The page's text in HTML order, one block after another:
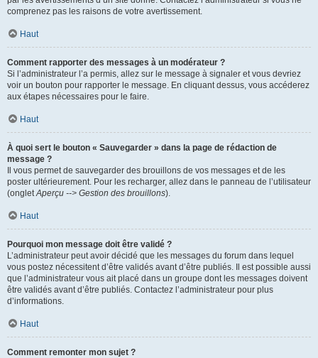
comprenez pas les raisons de votre avertissement.
Haut
Comment rapporter des messages à un modérateur ?
Si l’administrateur l’a permis, allez sur le message à signaler et vous devriez
voir un bouton pour rapporter le message. En cliquant dessus, vous accéderez
aux étapes nécessaires pour le faire.
Haut
À quoi sert le bouton « Sauvegarder » dans la page de rédaction de
message ?
Il vous permet de sauvegarder des brouillons de vos messages et de les
poster ultérieurement. Pour les recharger, allez dans le panneau de l’utilisateur
(ongletAperçu --> Gestion des brouillons).
Haut
Pourquoi mon message doit être validé ?
L’administrateur peut avoir décidé que les messages du forum dans lequel
vous postez nécessitent d’être validés avant d’être publiés. Il est possible aussi
que l’administrateur vous ait placé dans un groupe dont les messages doivent
être validés avant d’être publiés. Contactez l’administrateur pour plus
d’informations.
Haut
Comment remonter mon sujet ?